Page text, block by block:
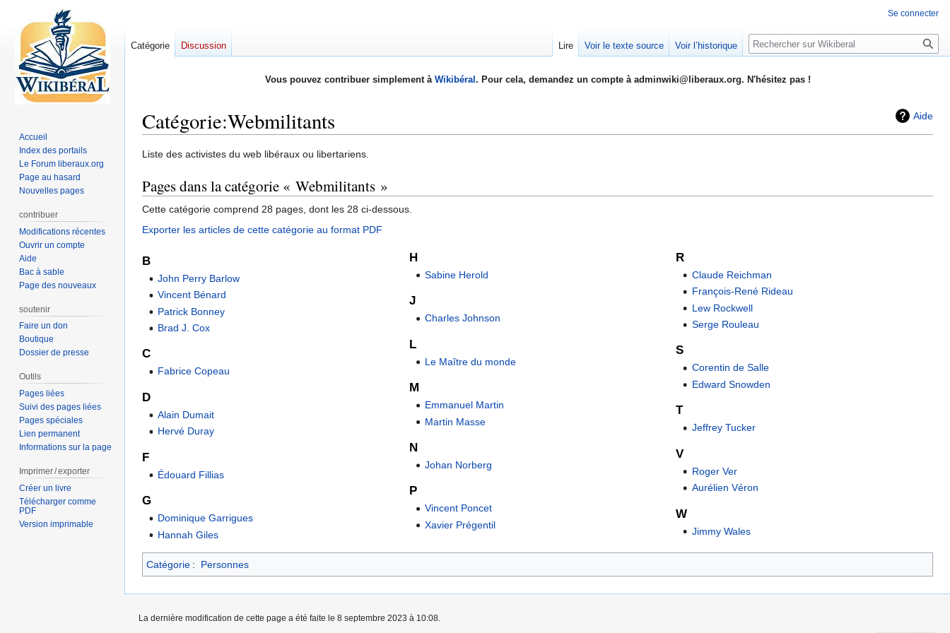
Vous pouvez contribuer simplement à Wikibéral . Pour cela, demandez un compte à adminwiki@liberaux.org. N'hésitez pas !
Aide
Catégorie:Webmilitants
Aller
la
navigation
Aller
la
recherche
Liste des activistes du web libéraux ou libertariens.
Pages dans la catégorie « Webmilitants »
Cette catégorie comprend 28 pages, dont les 28 ci-dessous.
Exporter les articles de cette catégorie au format PDF
B
John Perry Barlow
Vincent Bénard
Patrick Bonney
Brad J. Cox
C
Fabrice Copeau
D
Alain Dumait
Hervé Duray
F
Édouard Fillias
G
Dominique Garrigues
Hannah Giles
H
Sabine Herold
J
Charles Johnson
L
Le Maître du monde
M
Emmanuel Martin
Martin Masse
N
Johan Norberg
P
Vincent Poncet
Xavier Prégentil
R
Claude Reichman
François-René Rideau
Lew Rockwell
Serge Rouleau
S
Corentin de Salle
Edward Snowden
T
Jeffrey Tucker
V
Roger Ver
Aurélien Véron
W
Jimmy Wales
Catégorie : Personnes
Se connecter
Catégorie Discussion Lire Voir le texte source Voir l’historique Rechercher
Accueil
Index des portails
Le Forum liberaux.org
Page au hasard
Nouvelles pages
contribuer
Modifications récentes
Ouvrir un compte
Aide
Bac à sable
Page des nouveaux
soutenir
Faire un don
Boutique
Dossier de presse
Outils
Pages liées
Suivi des pages liées
Pages spéciales
Lien permanent
Informations sur la page
Imprimer / exporter
Créer un livre
Télécharger comme
PDF
Version imprimable
La dernière modification de cette page a été faite le 8 septembre 2023 à 10:08.